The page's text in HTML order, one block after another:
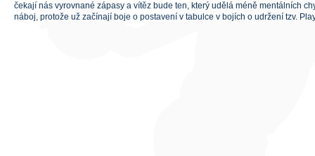
čekají nás vyrovnané zápasy a vítěz bude ten, který udělá méně mentálních
náboj, protože už začínají boje o postavení v tabulce v bojích o udržení tzv.